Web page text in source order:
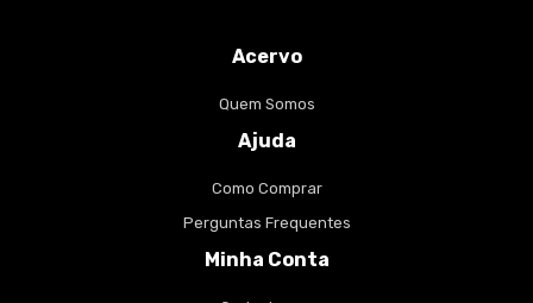
Acervo
Quem Somos
Ajuda
Como Comprar
Perguntas Frequentes
Minha Conta